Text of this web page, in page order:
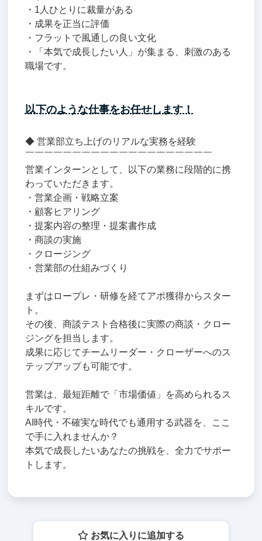
・1人ひとりに裁量がある
・成果を正当に評価
・フラットで風通しの良い文化
・「本気で成長したい人」が集まる、刺激のある
職場です。
以下のような仕事をお任せします！
◆ 営業部立ち上げのリアルな実務を経験
￣￣￣￣￣￣￣￣￣￣￣￣￣￣￣￣￣￣￣￣
営業インターンとして、以下の業務に段階的に携
わっていただきます。
・営業企画・戦略立案
・顧客ヒアリング
・提案内容の整理・提案書作成
・商談の実施
・クロージング
・営業部の仕組みづくり
まずはロープレ・研修を経てアポ獲得からスター
ト。
その後、商談テスト合格後に実際の商談・クロー
ジングを担当します。
成果に応じてチームリーダー・クローザーへのス
テップアップも可能です。
営業は、最短距離で「市場価値」を高められるス
キルです。
AI時代・不確実な時代でも通用する武器を、ここ
で手に入れませんか？
本気で成長したいあなたの挑戦を、全力でサポー
トします。
お気に入りに追加する